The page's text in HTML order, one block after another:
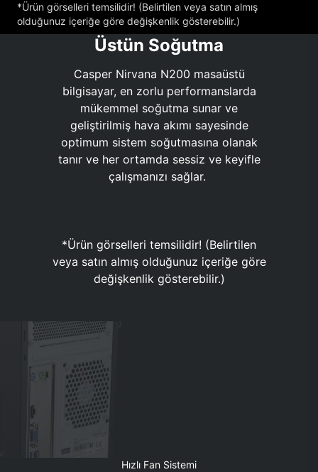
*Ürün görselleri temsilidir! (Belirtilen veya satın almış
olduğunuz içeriğe göre değişkenlik gösterebilir.)
Üstün Soğutma
Casper Nirvana N200 masaüstü
bilgisayar, en zorlu performanslarda
mükemmel soğutma sunar ve
geliştirilmiş hava akımı sayesinde
optimum sistem soğutmasına olanak
tanır ve her ortamda sessiz ve keyifle
çalışmanızı sağlar.
*Ürün görselleri temsilidir! (Belirtilen
veya satın almış olduğunuz içeriğe göre
değişkenlik gösterebilir.)
Hızlı Fan Sistemi